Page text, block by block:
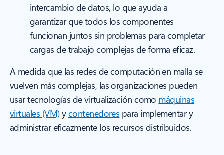
intercambio de datos, lo que ayuda a
garantizar que todos los componentes
funcionan juntos sin problemas para completar
cargas de trabajo complejas de forma eficaz.
A medida que las redes de computación en malla se
vuelven más complejas, las organizaciones pueden
usar tecnologías de virtualización como máquinas
virtuales (VM)ycontenedores para implementar y
administrar eficazmente los recursos distribuidos.